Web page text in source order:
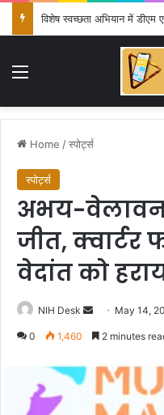
Menu
Home /स्पोर्ट्स
स्पोर्ट्स
अभय-वेलावन
जीत,
वेदांत को
NIH Desk
Send
an
May 14,
0 1,460 2 minutes